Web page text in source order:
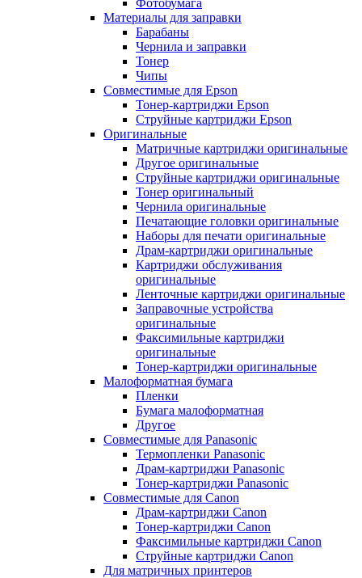
Фотобумага
Материалы для заправки
Барабаны
Чернила и заправки
Тонер
Чипы
Совместимые для Epson
Тонер-картриджи Epson
Струйные картриджи Epson
Оригинальные
Матричные картриджи оригинальные
Другое оригинальные
Струйные картриджи оригинальные
Тонер оригинальный
Чернила оригинальные
Печатающие головки оригинальные
Наборы для печати оригинальные
Драм-картриджи оригинальные
Картриджи обслуживания
оригинальные
Ленточные картриджи оригинальные
Заправочные устройства
оригинальные
Факсимильные картриджи
оригинальные
Тонер-картриджи оригинальные
Малоформатная бумага
Пленки
Бумага малоформатная
Другое
Совместимые для Panasonic
Термопленки Panasonic
Драм-картриджи Panasonic
Тонер-картриджи Panasonic
Совместимые для Canon
Драм-картриджи Canon
Тонер-картриджи Canon
Факсимильные картриджи Canon
Струйные картриджи Canon
Для матричных принтеров